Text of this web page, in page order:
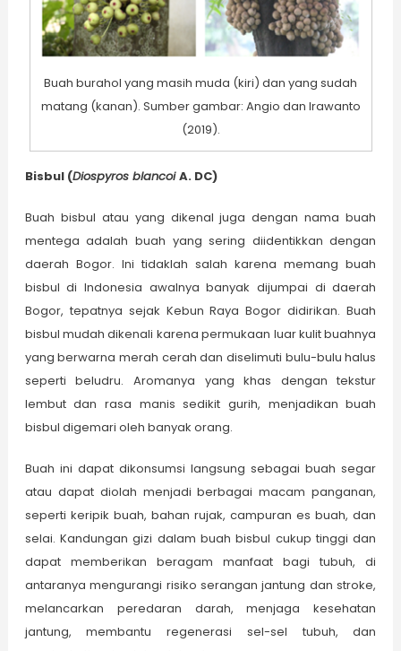
Buah burahol yang masih muda (kiri) dan yang sudah
matang (kanan). Sumber gambar: Angio dan Irawanto
(2019).
Bisbul (Diospyros blancoiA. DC)
Buah bisbul atau yang dikenal juga dengan nama buah
mentega adalah buah yang sering diidentikkan dengan
daerah Bogor. Ini tidaklah salah karena memang buah
bisbul di Indonesia awalnya banyak dijumpai di daerah
Bogor, tepatnya sejak Kebun Raya Bogor didirikan. Buah
bisbul mudah dikenali karena permukaan luar kulit buahnya
yang berwarna merah cerah dan diselimuti bulu-bulu halus
seperti beludru. Aromanya yang khas dengan tekstur
lembut dan rasa manis sedikit gurih, menjadikan buah
bisbul digemari oleh banyak orang.
Buah ini dapat dikonsumsi langsung sebagai buah segar
atau dapat diolah menjadi berbagai macam panganan,
seperti keripik buah, bahan rujak, campuran es buah, dan
selai. Kandungan gizi dalam buah bisbul cukup tinggi dan
dapat memberikan beragam manfaat bagi tubuh, di
antaranya mengurangi risiko serangan jantung dan stroke,
melancarkan peredaran darah, menjaga kesehatan
jantung, membantu regenerasi sel-sel tubuh, dan